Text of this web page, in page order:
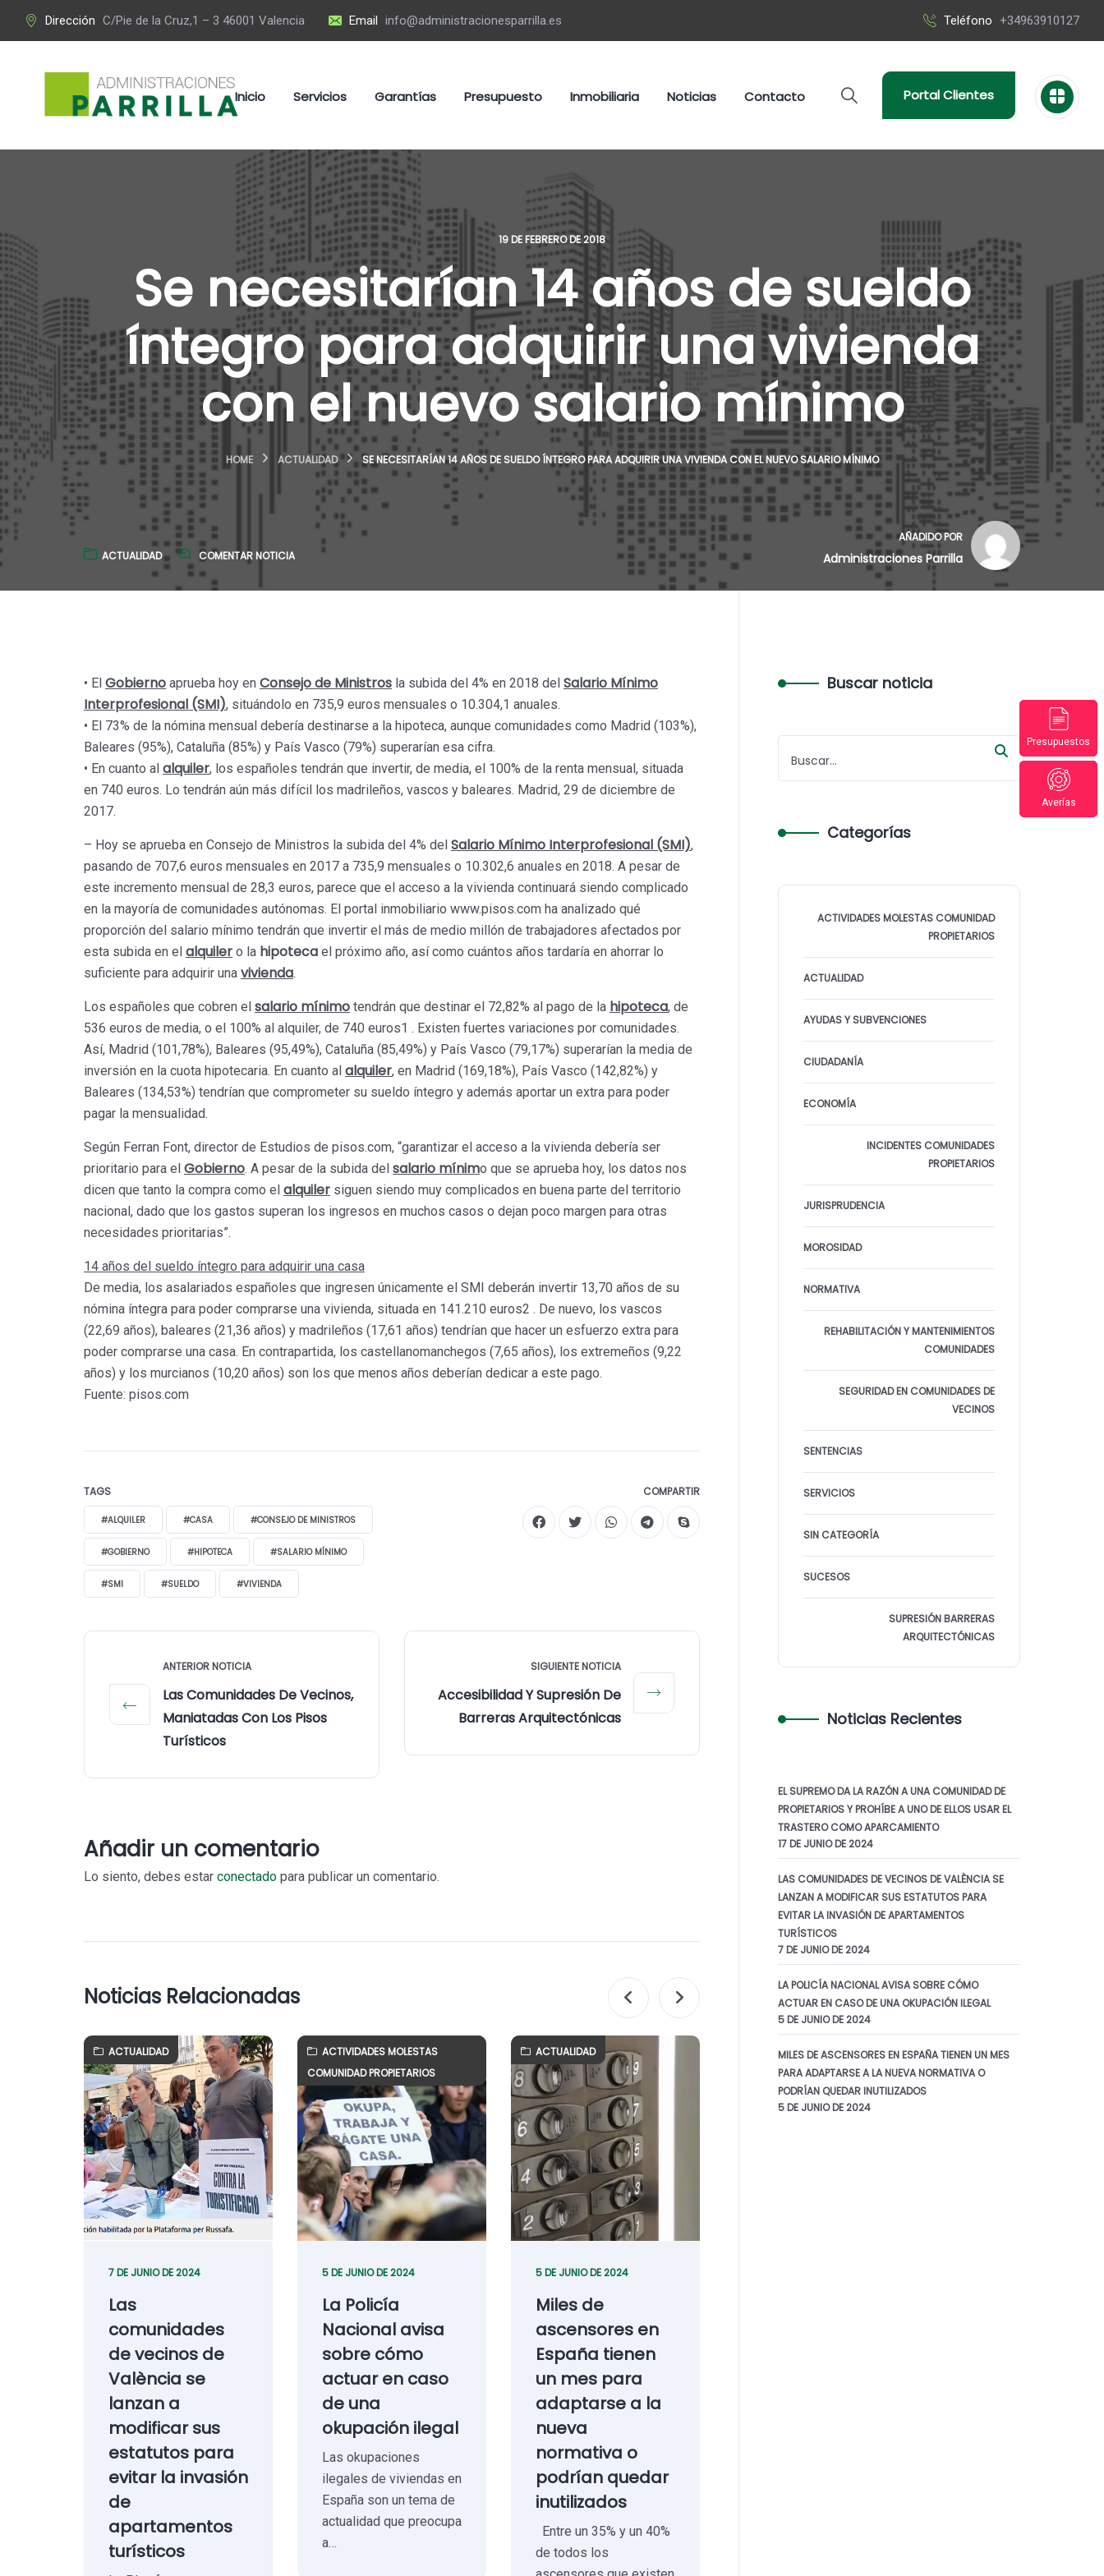
Presupuestos
Averías
Dirección C/Pie de la Cruz,1 – 3 46001 Valencia Email info@administracionesparrilla.es Teléfono +34963910127
Inicio Servicios Garantías Presupuesto Inmobiliaria Noticias Contacto Portal Clientes
19 DE FEBRERO DE 2018
Se necesitarían 14 años de sueldo
íntegro para adquirir una vivienda
con el nuevo salario mínimo
HOME ACTUALIDAD SE NECESITARÍAN 14 AÑOS DE SUELDO ÍNTEGRO PARA ADQUIRIR UNA VIVIENDA CON EL NUEVO SALARIO MÍNIMO
ACTUALIDAD COMENTAR NOTICIA
AÑADIDO POR
Administraciones Parrilla
• El Gobierno aprueba hoy en Consejo de Ministros la subida del 4% en 2018 del Salario Mínimo
Interprofesional (SMI), situándolo en 735,9 euros mensuales o 10.304,1 anuales.
• El 73% de la nómina mensual debería destinarse a la hipoteca, aunque comunidades como Madrid (103%),
Baleares (95%), Cataluña (85%) y País Vasco (79%) superarían esa cifra.
• En cuanto al alquiler, los españoles tendrán que invertir, de media, el 100% de la renta mensual, situada
en 740 euros. Lo tendrán aún más difícil los madrileños, vascos y baleares. Madrid, 29 de diciembre de
2017.
– Hoy se aprueba en Consejo de Ministros la subida del 4% del Salario Mínimo Interprofesional (SMI),
pasando de 707,6 euros mensuales en 2017 a 735,9 mensuales o 10.302,6 anuales en 2018. A pesar de
este incremento mensual de 28,3 euros, parece que el acceso a la vivienda continuará siendo complicado
en la mayoría de comunidades autónomas. El portal inmobiliario www.pisos.com ha analizado qué
proporción del salario mínimo tendrán que invertir el más de medio millón de trabajadores afectados por
esta subida en el alquiler o la hipoteca el próximo año, así como cuántos años tardaría en ahorrar lo
suficiente para adquirir una vivienda.
Los españoles que cobren el salario mínimo tendrán que destinar el 72,82% al pago de la hipoteca, de
536 euros de media, o el 100% al alquiler, de 740 euros1 . Existen fuertes variaciones por comunidades.
Así, Madrid (101,78%), Baleares (95,49%), Cataluña (85,49%) y País Vasco (79,17%) superarían la media de
inversión en la cuota hipotecaria. En cuanto al alquiler, en Madrid (169,18%), País Vasco (142,82%) y
Baleares (134,53%) tendrían que comprometer su sueldo íntegro y además aportar un extra para poder
pagar la mensualidad.
Según Ferran Font, director de Estudios de pisos.com, “garantizar el acceso a la vivienda debería ser
prioritario para el Gobierno. A pesar de la subida del salario mínimo que se aprueba hoy, los datos nos
dicen que tanto la compra como el alquiler siguen siendo muy complicados en buena parte del territorio
nacional, dado que los gastos superan los ingresos en muchos casos o dejan poco margen para otras
necesidades prioritarias”.
14 años del sueldo íntegro para adquirir una casa
De media, los asalariados españoles que ingresen únicamente el SMI deberán invertir 13,70 años de su
nómina íntegra para poder comprarse una vivienda, situada en 141.210 euros2 . De nuevo, los vascos
(22,69 años), baleares (21,36 años) y madrileños (17,61 años) tendrían que hacer un esfuerzo extra para
poder comprarse una casa. En contrapartida, los castellanomanchegos (7,65 años), los extremeños (9,22
años) y los murcianos (10,20 años) son los que menos años deberían dedicar a este pago.
Fuente: pisos.com
TAGS
#ALQUILER #CASA #CONSEJO DE MINISTROS
#GOBIERNO #HIPOTECA #SALARIO MÍNIMO
#SMI #SUELDO #VIVIENDA
COMPARTIR
ANTERIOR NOTICIA
Las Comunidades De Vecinos,
Maniatadas Con Los Pisos
Turísticos
SIGUIENTE NOTICIA
Accesibilidad Y Supresión De
Barreras Arquitectónicas
Añadir un comentario
Lo siento, debes estar conectado para publicar un comentario.
Noticias Relacionadas
ACTUALIDAD
7 DE JUNIO DE 2024
Las
comunidades
de vecinos de
València se
lanzan a
modificar sus
estatutos para
evitar la invasión
de
apartamentos
turísticos
ACTIVIDADES MOLESTAS
COMUNIDAD PROPIETARIOS
5 DE JUNIO DE 2024
La Policía
Nacional avisa
sobre cómo
actuar en caso
de una
okupación ilegal
Las okupaciones
ilegales de viviendas en
España son un tema de
actualidad que preocupa
a…
ACTUALIDAD
5 DE JUNIO DE 2024
Miles de
ascensores en
España tienen
un mes para
adaptarse a la
nueva
normativa o
podrían quedar
inutilizados
Entre un 35% y un 40%
de todos los
7 DE FEBRERO DE 2024
El Supremo
Buscar noticia
Categorías
ACTIVIDADES MOLESTAS COMUNIDAD
PROPIETARIOS
ACTUALIDAD
AYUDAS Y SUBVENCIONES
CIUDADANÍA
ECONOMÍA
INCIDENTES COMUNIDADES
PROPIETARIOS
JURISPRUDENCIA
MOROSIDAD
NORMATIVA
REHABILITACIÓN Y MANTENIMIENTOS
COMUNIDADES
SEGURIDAD EN COMUNIDADES DE
VECINOS
SENTENCIAS
SERVICIOS
SIN CATEGORÍA
SUCESOS
SUPRESIÓN BARRERAS
ARQUITECTÓNICAS
Noticias Recientes
EL SUPREMO DA LA RAZÓN A UNA COMUNIDAD DE
PROPIETARIOS Y PROHÍBE A UNO DE ELLOS USAR EL
TRASTERO COMO APARCAMIENTO
17 DE JUNIO DE 2024
LAS COMUNIDADES DE VECINOS DE VALÈNCIA SE
LANZAN A MODIFICAR SUS ESTATUTOS PARA
EVITAR LA INVASIÓN DE APARTAMENTOS
TURÍSTICOS
7 DE JUNIO DE 2024
LA POLICÍA NACIONAL AVISA SOBRE CÓMO
ACTUAR EN CASO DE UNA OKUPACIÓN ILEGAL
5 DE JUNIO DE 2024
MILES DE ASCENSORES EN ESPAÑA TIENEN UN MES
PARA ADAPTARSE A LA NUEVA NORMATIVA O
PODRÍAN QUEDAR INUTILIZADOS
5 DE JUNIO DE 2024